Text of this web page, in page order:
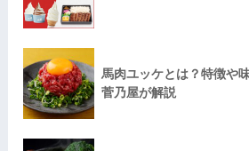
馬肉ユッケとは？特徴や
菅乃屋が解説